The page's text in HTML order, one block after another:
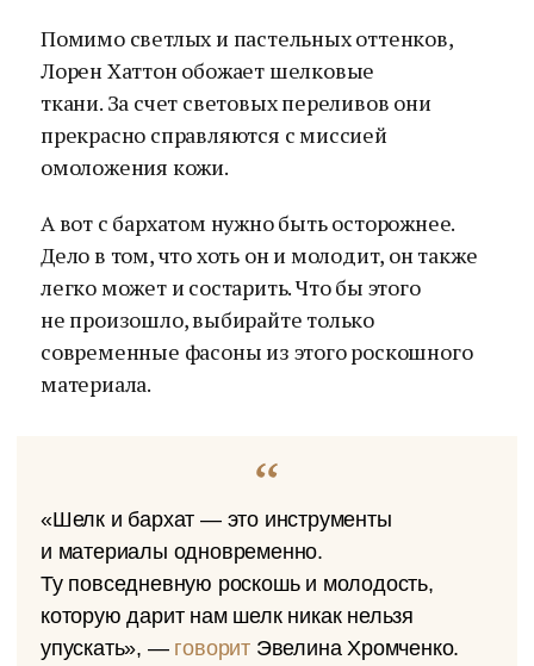
Помимо светлых и пастельных оттенков,
Лорен Хаттон обожает шелковые
ткани. За счет световых переливов они
прекрасно справляются с миссией
омоложения кожи.
А вот с бархатом нужно быть осторожнее.
Дело в том, что хоть он и молодит, он также
легко может и состарить. Что бы этого
не произошло, выбирайте только
современные фасоны из этого роскошного
материала.
«Шелк и бархат — это инструменты
и материалы одновременно.
Ту повседневную роскошь и молодость,
которую дарит нам шелк никак нельзя
упускать», — говорит Эвелина Хромченко.